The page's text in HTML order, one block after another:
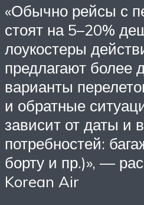
«Обычно рейсы с
стоят на 5–20%
лоукостеры
предлагают более
варианты
и обратные
зависит от даты и
потребностей:
борту и пр.)», —
Korean Air